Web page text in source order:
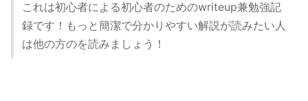
これは初心者による初心者のためのwriteup兼勉強記
録です！もっと簡潔で分かりやすい解説が読みたい人
は他の方のを読みましょう！